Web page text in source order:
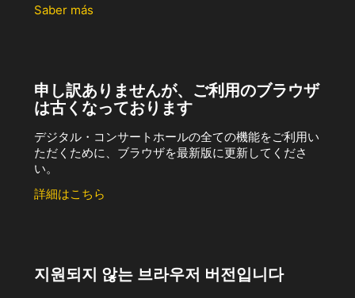
Saber más
申し訳ありませんが、ご利用のブラウザ
は古くなっております
デジタル・コンサートホールの全ての機能をご利用い
ただくために、ブラウザを最新版に更新してくださ
い。
詳細はこちら
지원되지 않는 브라우저 버전입니다